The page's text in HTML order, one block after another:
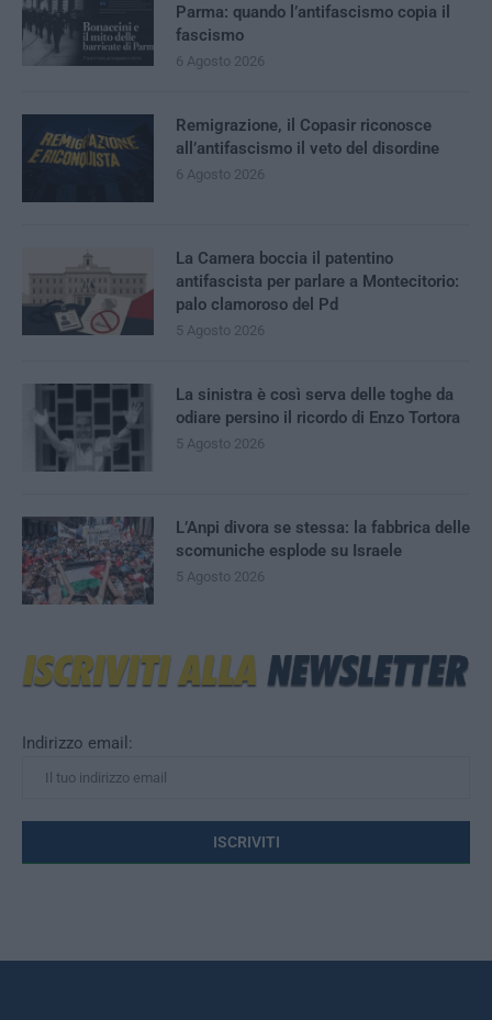
Indirizzo email:
Parma: quando l’antifascismo copia il
fascismo
6 Agosto 2026
Remigrazione, il Copasir riconosce
all’antifascismo il veto del disordine
6 Agosto 2026
La Camera boccia il patentino
antifascista per parlare a Montecitorio:
palo clamoroso del Pd
5 Agosto 2026
La sinistra è così serva delle toghe da
odiare persino il ricordo di Enzo Tortora
5 Agosto 2026
L’Anpi divora se stessa: la fabbrica delle
scomuniche esplode su Israele
5 Agosto 2026